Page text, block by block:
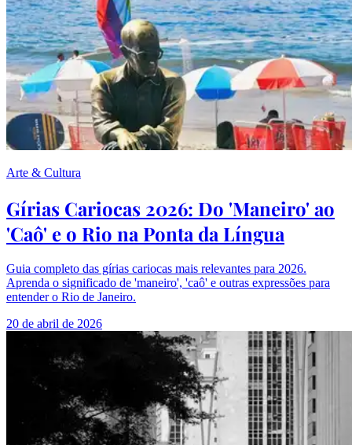
Arte & Cultura
Gírias Cariocas 2026: Do 'Maneiro' ao
'Caô' e o Rio na Ponta da Língua
Guia completo das gírias cariocas mais relevantes para 2026.
Aprenda o significado de 'maneiro', 'caô' e outras expressões para
entender o Rio de Janeiro.
20 de abril de 2026